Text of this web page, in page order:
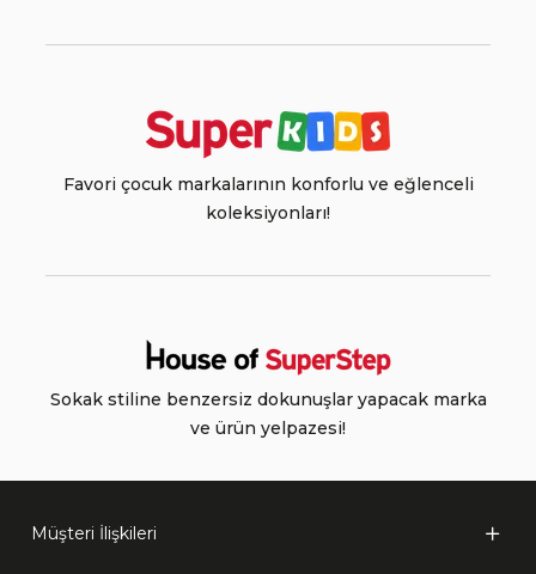
Favori çocuk markalarının konforlu ve eğlenceli
koleksiyonları!
Sokak stiline benzersiz dokunuşlar yapacak marka
ve ürün yelpazesi!
Müşteri İlişkileri